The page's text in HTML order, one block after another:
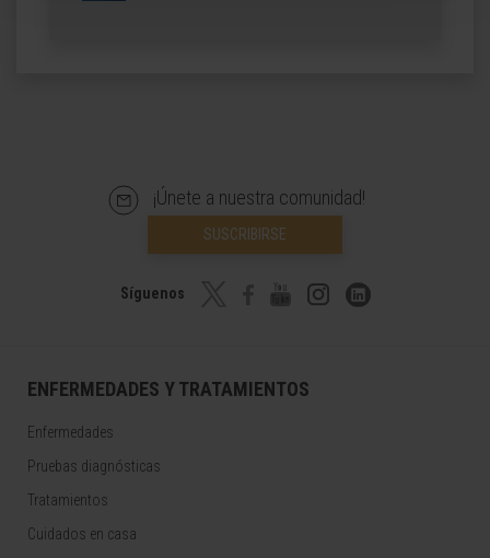
¡Únete a nuestra comunidad!
SUSCRIBIRSE
Síguenos
ENFERMEDADES Y TRATAMIENTOS
Enfermedades
Pruebas diagnósticas
Tratamientos
Cuidados en casa